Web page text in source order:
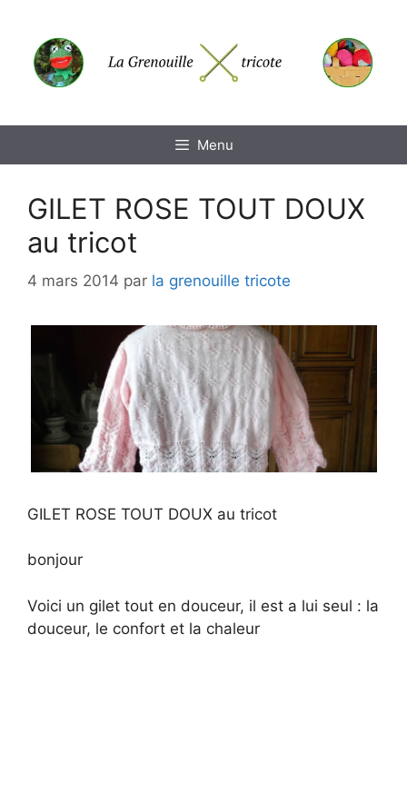
contenu
Menu
GILET ROSE TOUT DOUX
au tricot
4 mars 2014 par la grenouille tricote
GILET ROSE TOUT DOUX au tricot
bonjour
Voici un gilet tout en douceur, il est a lui seul : la
douceur, le confort et la chaleur